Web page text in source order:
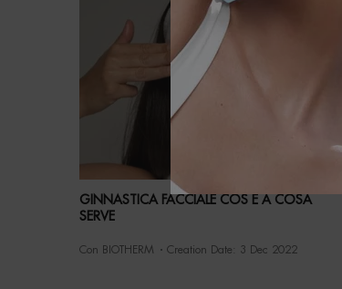
GINNASTICA FACCIALE COS E A COSA
SERVE
Con BIOTHERM Creation Date: 3 Dec 2022